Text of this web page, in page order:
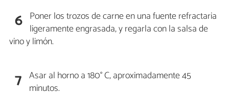
6 Poner los trozos de carne en una fuente refractaria
ligeramente engrasada, y regarla con la salsa de
vino y limón.
7 Asar al horno a 180° C, aproximadamente 45
minutos.